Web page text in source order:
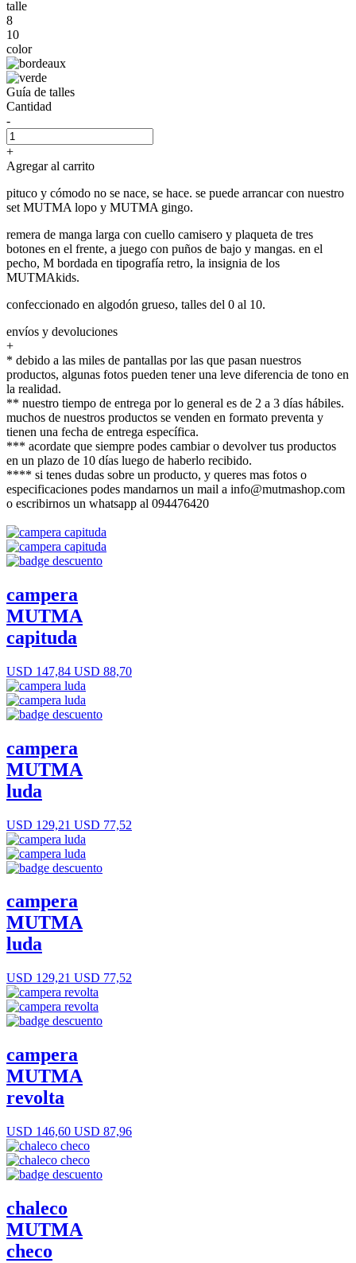
talle
8
10
color
Guía de talles
Cantidad
-
+
Agregar al carrito
pituco y cómodo no se nace, se hace. se puede arrancar con nuestro
set MUTMA lopo y MUTMA gingo.
remera de manga larga con cuello camisero y plaqueta de tres
botones en el frente, a juego con puños de bajo y mangas. en el
pecho, M bordada en tipografía retro, la insignia de los
MUTMAkids.
confeccionado en algodón grueso, talles del 0 al 10.
envíos y devoluciones
+
* debido a las miles de pantallas por las que pasan nuestros
productos, algunas fotos pueden tener una leve diferencia de tono en
la realidad.
** nuestro tiempo de entrega por lo general es de 2 a 3 días hábiles.
muchos de nuestros productos se venden en formato preventa y
tienen una fecha de entrega específica.
*** acordate que siempre podes cambiar o devolver tus productos
en un plazo de 10 días luego de haberlo recibido.
**** si tenes dudas sobre un producto, y queres mas fotos o
especificaciones podes mandarnos un mail a info@mutmashop.com
o escribirnos un whatsapp al 094476420
campera
MUTMA
capituda
USD 147,84 USD 88,70
campera
MUTMA
luda
USD 129,21 USD 77,52
campera
MUTMA
luda
USD 129,21 USD 77,52
campera
MUTMA
revolta
USD 146,60 USD 87,96
chaleco
MUTMA
checo